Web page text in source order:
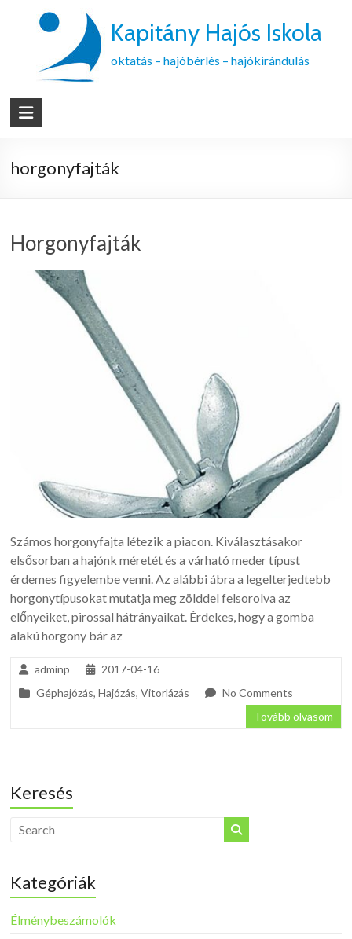
Kapitány Hajós Iskola
oktatás – hajóbérlés – hajókirándulás
horgonyfajták
Horgonyfajták
Számos horgonyfajta létezik a piacon. Kiválasztásakor
elsősorban a hajónk méretét és a várható meder típust
érdemes figyelembe venni. Az alábbi ábra a legelterjedtebb
horgonytípusokat mutatja meg zölddel felsorolva az
előnyeiket, pirossal hátrányaikat. Érdekes, hogy a gomba
alakú horgony bár az
adminp
2017-04-16
Géphajózás,Hajózás,Vitorlázás
No Comments
Tovább olvasom
Keresés
Kategóriák
Élménybeszámolók